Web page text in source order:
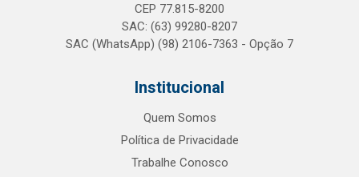
CEP 77.815-8200
SAC: (63) 99280-8207
SAC (WhatsApp) (98) 2106-7363 - Opção 7
Institucional
Quem Somos
Política de Privacidade
Trabalhe Conosco